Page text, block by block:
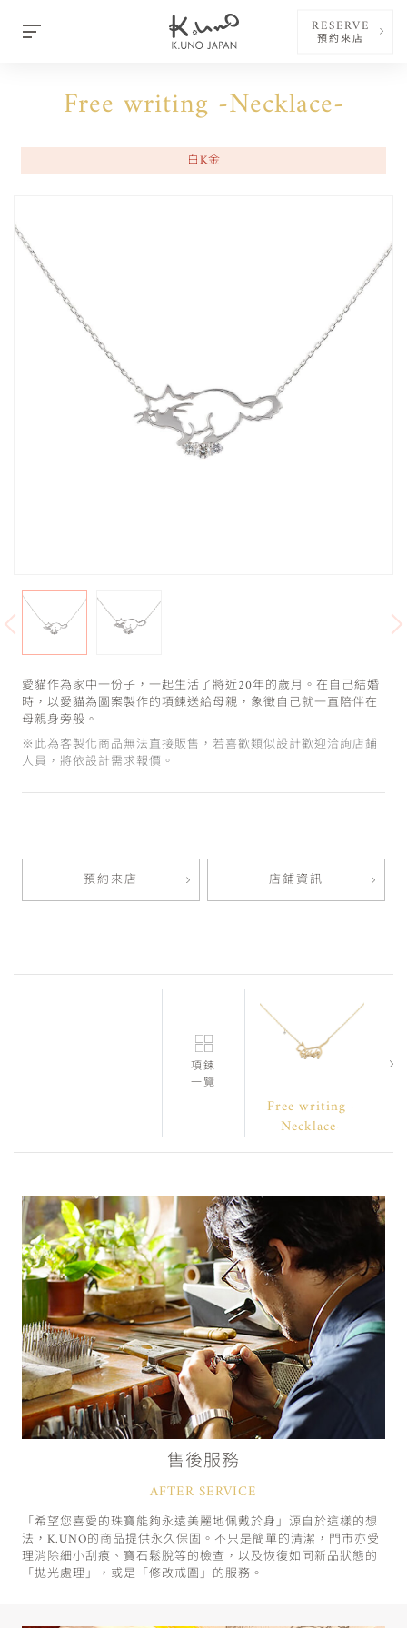
RESERVE
預約來店
Free writing -Necklace-
白K金
愛貓作為家中一份子，一起生活了將近20年的歲月。在自己結婚
時，以愛貓為圖案製作的項鍊送給母親，象徵自己就一直陪伴在
母親身旁般。
※此為客製化商品無法直接販售，若喜歡類似設計歡迎洽詢店鋪
人員，將依設計需求報價。
預約來店 店鋪資訊
項鍊
一覽
Free writing -
Necklace-
售後服務
AFTER SERVICE
「希望您喜愛的珠寶能夠永遠美麗地佩戴於身」源自於這樣的想
法，K.UNO的商品提供永久保固。不只是簡單的清潔，門市亦受
理消除細小刮痕、寶石鬆脫等的檢查，以及恢復如同新品狀態的
「拋光處理」，或是「修改戒圍」的服務。